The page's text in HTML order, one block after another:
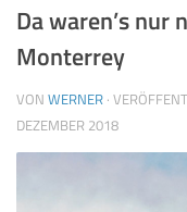
Da waren’s nur
Monterrey
VON WERNER ·
DEZEMBER 2018